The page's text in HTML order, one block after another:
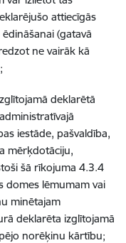
attiecīgās
(gatavā
ne vairāk kā
deklarētā
iestāde, pašvaldība,
mērķdotāciju,
šā rīkojuma 4.3.4
domes lēmumam vai
minētajam
deklarēta izglītojamā
norēķinu kārtību;